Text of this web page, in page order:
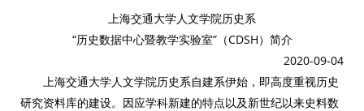
上海交通大学人文学院历史系
“历史数据中心暨教学实验室”（CDSH）简介
2020-09-04
上海交通大学人文学院历史系自建系伊始，即高度重视历史
研究资料库的建设。因应学科新建的特点以及新世纪以来史料数